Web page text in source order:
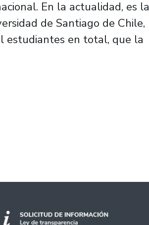
En la actualidad, es la
de Santiago de Chile,
estudiantes en total, que la